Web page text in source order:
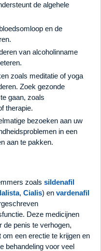
de algehele
en de
van alcoholinname
zoals meditatie of yoga
Zoek gezonde
gaan, zoals
therapie.
bezoeken aan uw
in een
aan te pakken.
zoals sildenafil
, Cialis) en vardenafil
Deze medicijnen
de penis te verhogen,
een erectie te krijgen en
behandeling voor veel